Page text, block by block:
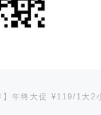
】年终大促 ¥119/1大2